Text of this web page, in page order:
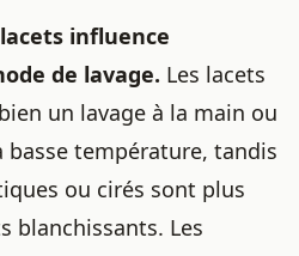
influence
de lavage. Les lacets
un lavage à la main ou
basse température, tandis
ou cirés sont plus
blanchissants. Les